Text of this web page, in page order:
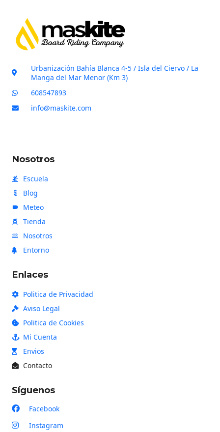
e
f
i
a
n
Urbanización Bahía Blanca 4-5 / Isla del Ciervo / La
Manga del Mar Menor (Km 3)
608547893
info@maskite.com
Nosotros
Escuela
Blog
Meteo
Tienda
Nosotros
Entorno
Enlaces
Politica de Privacidad
Aviso Legal
Politica de Cookies
Mi Cuenta
Envios
Contacto
Síguenos
Facebook
Instagram